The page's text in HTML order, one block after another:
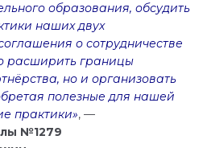
образования, обсудить
наших двух
о сотрудничестве
расширить границы
но и организовать
полезные для нашей
практики», —
№1279